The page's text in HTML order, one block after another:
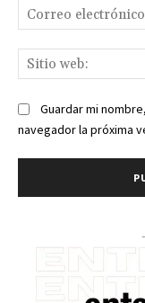
Guardar mi
navegador la próxima